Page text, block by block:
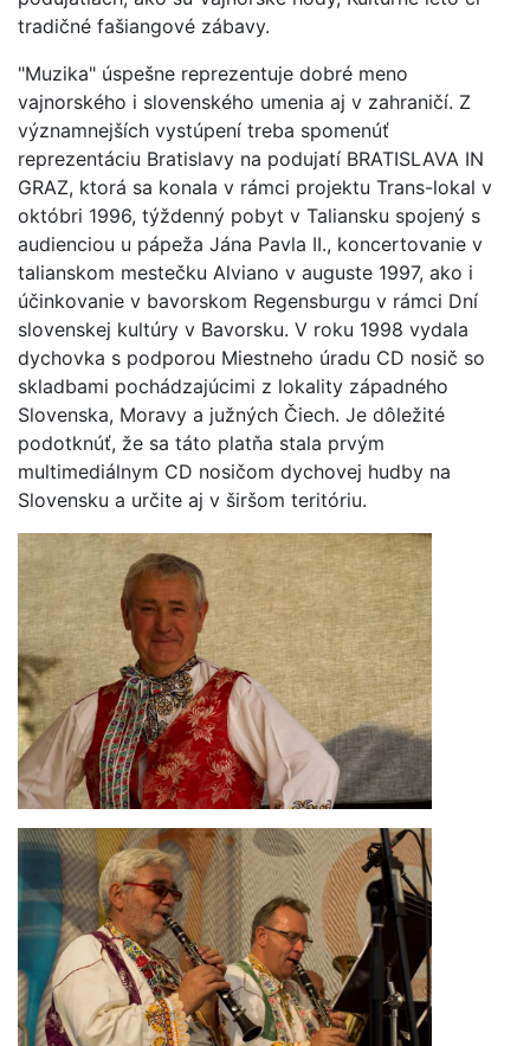
tradičné fašiangové zábavy.
"Muzika" úspešne reprezentuje dobré meno
vajnorského i slovenského umenia aj v zahraničí. Z
významnejších vystúpení treba spomenúť
reprezentáciu Bratislavy na podujatí BRATISLAVA IN
GRAZ, ktorá sa konala v rámci projektu Trans-lokal v
októbri 1996, týždenný pobyt v Taliansku spojený s
audienciou u pápeža Jána Pavla II., koncertovanie v
talianskom mestečku Alviano v auguste 1997, ako i
účinkovanie v bavorskom Regensburgu v rámci Dní
slovenskej kultúry v Bavorsku. V roku 1998 vydala
dychovka s podporou Miestneho úradu CD nosič so
skladbami pochádzajúcimi z lokality západného
Slovenska, Moravy a južných Čiech. Je dôležité
podotknúť, že sa táto platňa stala prvým
multimediálnym CD nosičom dychovej hudby na
Slovensku a určite aj v širšom teritóriu.